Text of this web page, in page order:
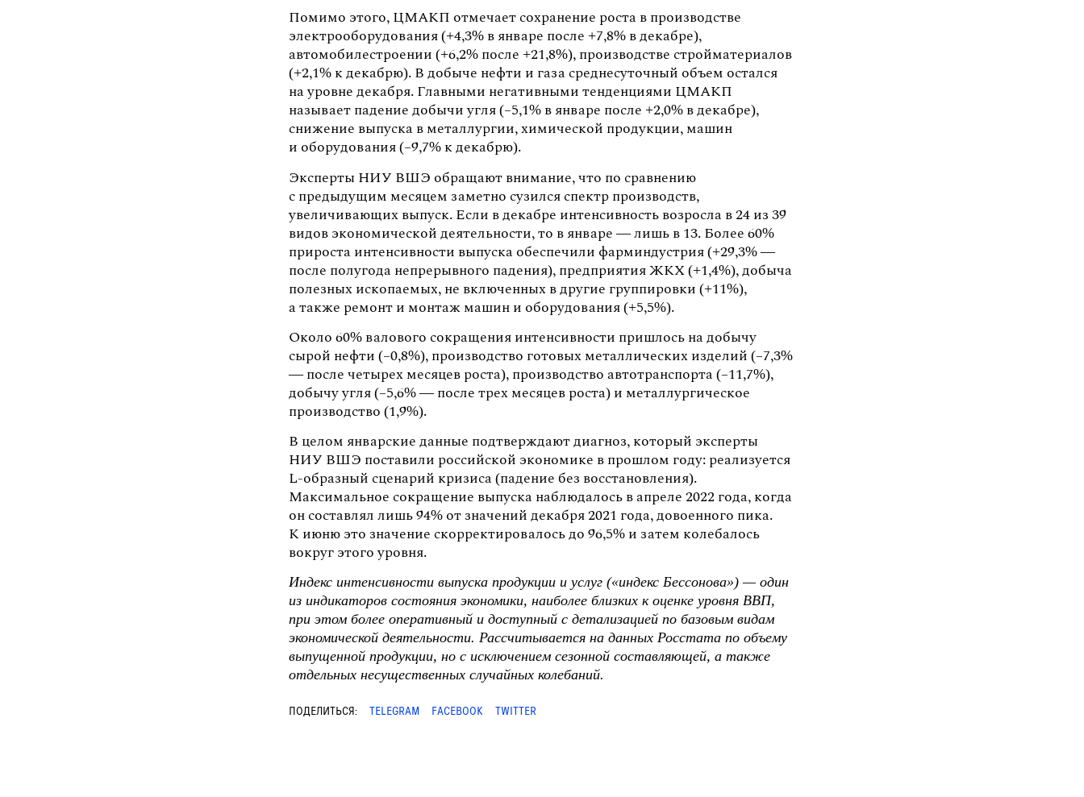
Помимо этого, ЦМАКП отмечает сохранение роста в производстве
электрооборудования (+4,3% в январе после +7,8% в декабре),
автомобилестроении (+6,2% после +21,8%), производстве стройматериалов
(+2,1% к декабрю). В добыче нефти и газа среднесуточный объем остался
на уровне декабря. Главными негативными тенденциями ЦМАКП
называет падение добычи угля (–5,1% в январе после +2,0% в декабре),
снижение выпуска в металлургии, химической продукции, машин
и оборудования (–9,7% к декабрю).
Эксперты НИУ ВШЭ обращают внимание, что по сравнению
с предыдущим месяцем заметно сузился спектр производств,
увеличивающих выпуск. Если в декабре интенсивность возросла в 24 из 39
видов экономической деятельности, то в январе — лишь в 13. Более 60%
прироста интенсивности выпуска обеспечили фарминдустрия (+29,3% —
после полугода непрерывного падения), предприятия ЖКХ (+1,4%), добыча
полезных ископаемых, не включенных в другие группировки (+11%),
а также ремонт и монтаж машин и оборудования (+5,5%).
Около 60% валового сокращения интенсивности пришлось на добычу
сырой нефти (–0,8%), производство готовых металлических изделий (–7,3%
— после четырех месяцев роста), производство автотранспорта (–11,7%),
добычу угля (–5,6% — после трех месяцев роста) и металлургическое
производство (1,9%).
В целом январские данные подтверждают диагноз, который эксперты
НИУ ВШЭ поставили российской экономике в прошлом году: реализуется
L-образный сценарий кризиса (падение без восстановления).
Максимальное сокращение выпуска наблюдалось в апреле 2022 года, когда
он составлял лишь 94% от значений декабря 2021 года, довоенного пика.
К июню это значение скорректировалось до 96,5% и затем колебалось
вокруг этого уровня.
Индекс интенсивности выпуска продукции и услуг («индекс Бессонова») — один
из индикаторов состояния экономики, наиболее близких к оценке уровня ВВП,
при этом более оперативный и доступный с детализацией по базовым видам
экономической деятельности. Рассчитывается на данных Росстата по объему
выпущенной продукции, но с исключением сезонной составляющей, а также
отдельных несущественных случайных колебаний.
ПОДЕЛИТЬСЯ: TELEGRAM FACEBOOK TWITTER